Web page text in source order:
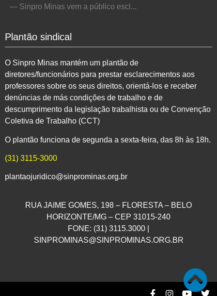
— Sinpro Minas vem a público escl...
Plantão sindical
O Sinpro Minas mantém um plantão de
diretores/funcionários para prestar esclarecimentos aos
professores sobre os seus direitos, orientá-los e receber
denúncias de más condições de trabalho e de
descumprimento da legislação trabalhista ou de Convenção
Coletiva de Trabalho (CCT)
O plantão funciona de segunda a sexta-feira, das 8h às 18h.
(31) 3115-3000
plantaojuridico@sinprominas.org.br
RUA JAIME GOMES, 198 – FLORESTA – BELO
HORIZONTE/MG – CEP 31015-240
FONE: (31) 3115.3000 |
SINPROMINAS@SINPROMINAS.ORG.BR